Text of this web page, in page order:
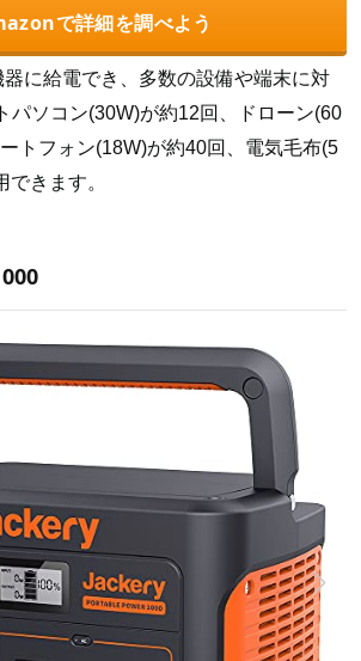
で詳細を調べよう
に給電でき、多数の設備や端末に対
パソコン(30W)が約12回、ドローン(60
トフォン(18W)が約40回、電気毛布(5
きます。